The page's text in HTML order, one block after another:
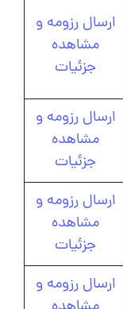
ارسال رزومه و
مشاهده
جزئیات
ارسال رزومه و
مشاهده
جزئیات
ارسال رزومه و
مشاهده
جزئیات
ارسال رزومه و